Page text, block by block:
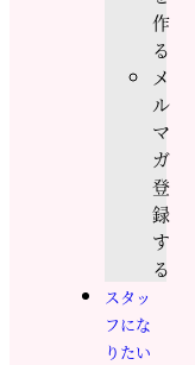
作
る
メ
ル
マ
ガ
登
録
す
る
スタッ
フにな
りたい